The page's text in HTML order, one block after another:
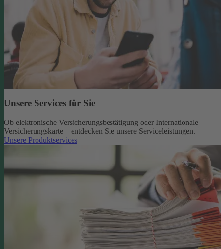
Unsere Services für Sie
Ob elektronische Versicherungsbestätigung oder Internationale
Versicherungskarte – entdecken Sie unsere Serviceleistungen.
Unsere Produktservices